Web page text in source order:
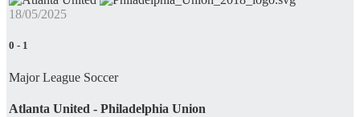
18/05/2025
0 - 1
Major League Soccer
Atlanta United - Philadelphia Union